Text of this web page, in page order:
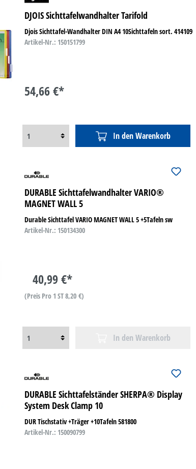
DJOIS Sichttafelwandhalter Tarifold
Djois Sichttafel-Wandhalter DIN A4 10Sichttafeln sort. 414109
Artikel-Nr.: 150151799
54,66 €*
In den Warenkorb
DURABLE Sichttafelwandhalter VARIO®
MAGNET WALL 5
Durable Sichttafel VARIO MAGNET WALL 5 +5Tafeln sw
Artikel-Nr.: 150134300
40,99 €*
(Preis Pro 1 ST 8,20 €)
In den Warenkorb
DURABLE Sichttafelständer SHERPA® Display
System Desk Clamp 10
DUR Tischstativ +Träger +10Tafeln 581800
Artikel-Nr.: 150090799